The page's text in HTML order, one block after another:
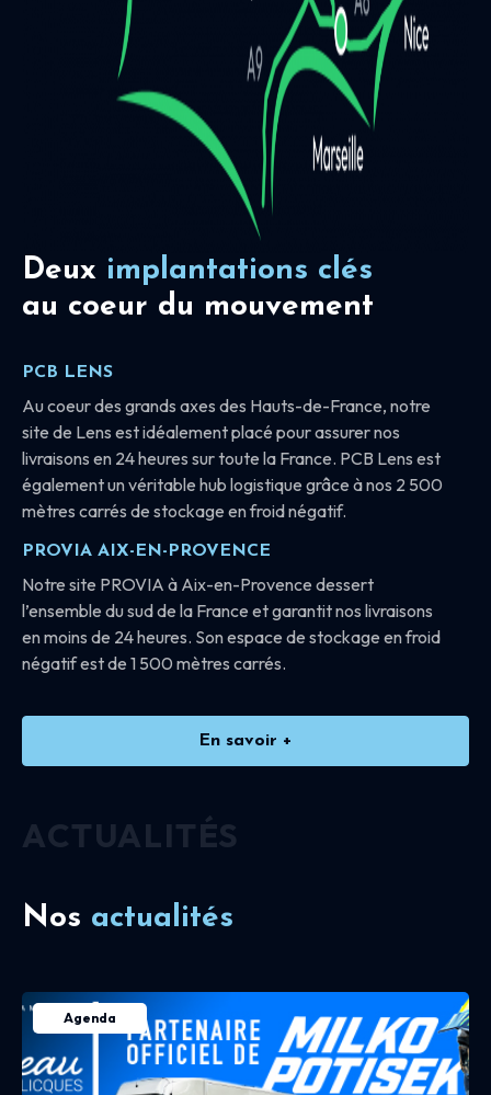
Deux implantations clés
au coeur du mouvement
PCB LENS
Au coeur des grands axes des Hauts-de-France, notre
site de Lens est idéalement placé pour assurer nos
livraisons en 24 heures sur toute la France. PCB Lens est
également un véritable hub logistique grâce à nos 2 500
mètres carrés de stockage en froid négatif.
PROVIA AIX-EN-PROVENCE
Notre site PROVIA à Aix-en-Provence dessert
l’ensemble du sud de la France et garantit nos livraisons
en moins de 24 heures. Son espace de stockage en froid
négatif est de 1 500 mètres carrés.
En savoir +
ACTUALITÉS
Nos actualités
Agenda